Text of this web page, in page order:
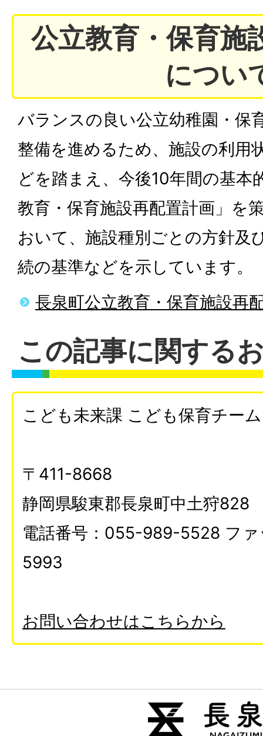
公立教育・保育施
につい
バランスの良い公立幼稚園・保
整備を進めるため、施設の利用
どを踏まえ、今後10年間の基本
教育・保育施設再配置計画」を
おいて、施設種別ごとの方針及
続の基準などを示しています。
長泉町公立教育・保育施設再
この記事に関する
こども未来課 こども保育チーム
〒411-8668
静岡県駿東郡長泉町中土狩828
電話番号：055-989-5528 フ
5993
お問い合わせはこちらから